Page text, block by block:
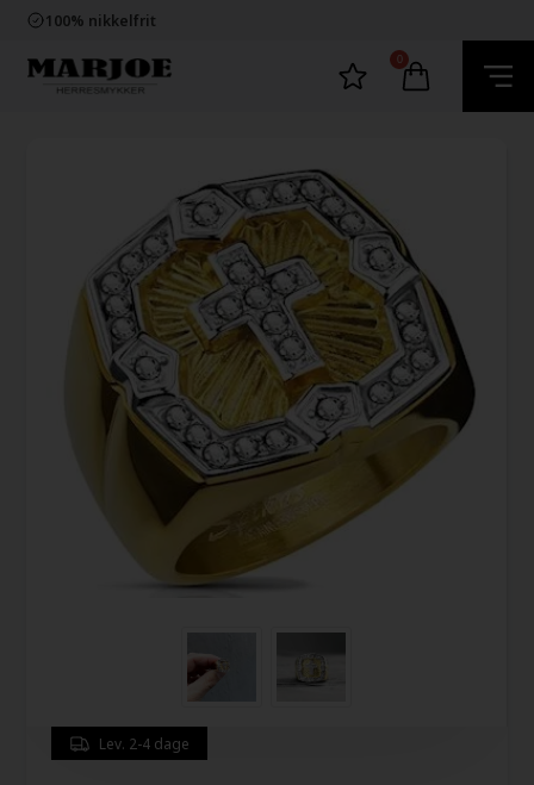
100% nikkelfrit
60 dager bytte & returret
Trygg E-Handel
0
Lev. 2-4 dage